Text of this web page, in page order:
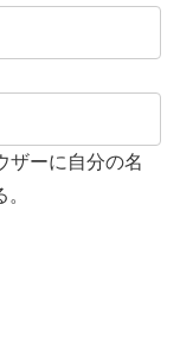
ザーに自分の名